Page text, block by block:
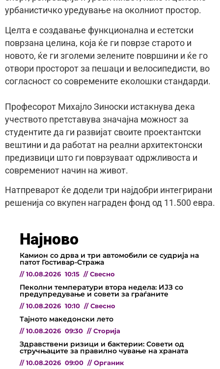
урбанистичко уредување на околниот простор.
Целта е создавање функционална и естетски
поврзана целина, која ќе ги поврзе старото и
новото, ќе ги зголеми зелените површини и ќе го
отвори просторот за пешаци и велосипедисти, во
согласност со современите еколошки стандарди.
Професорот Михајло Зиноски истакнува дека
учеството претставува значајна можност за
студентите да ги развијат своите проектантски
вештини и да работат на реални архитектонски
предизвици што ги поврзуваат одржливоста и
современиот начин на живот.
Натпреварот ќе додели три најдобри интегрирани
решенија со вкупен награден фонд од 11.500 евра.
Најново
Камион со дрва и три автомобили се судрија на
патот Гостивар-Стража
// 10.08.2026 10:15 // Свесно
Пеколни температури втора недела: ИЈЗ со
предупредување и совети за граѓаните
// 10.08.2026 10:10 // Свесно
Тајното македонски лето
// 10.08.2026 09:30 // Сторија
Здравствени ризици и бактерии: Совети од
стручњаците за правилно чување на храната
// 10.08.2026 09:00 // Органик